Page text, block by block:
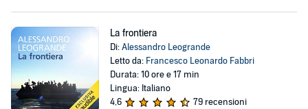
La frontiera
Di:Alessandro Leogrande
Letto da: Francesco Leonardo Fabbri
Durata: 10 ore e 17 min
Lingua: Italiano
4,6
79 recensioni